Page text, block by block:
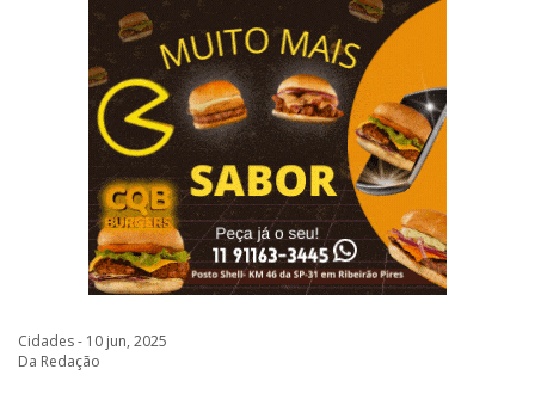
Cidades - 10 jun, 2025
Da Redação